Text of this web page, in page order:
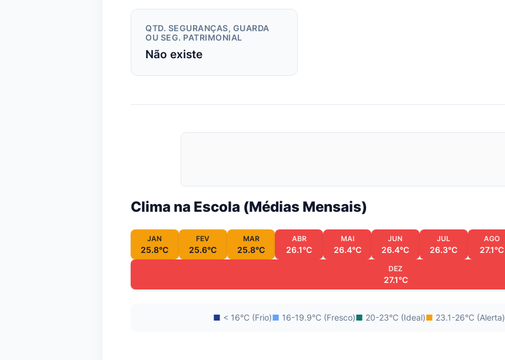
QTD. SEGURANÇAS, GUARDA
OU SEG. PATRIMONIAL
Não existe
Clima na Escola (Médias Mensais)
JAN
25.8°C
FEV
25.6°C
MAR
25.8°C
ABR
26.1°C
MAI
26.4°C
JUN
26.4°C
JUL
26.3°C
AGO
27.1°C
DEZ
27.1°C
■ < 16°C (Frio)■ 16-19.9°C (Fresco)■ 20-23°C (Ideal)■ 23.1-26°C (Alerta)